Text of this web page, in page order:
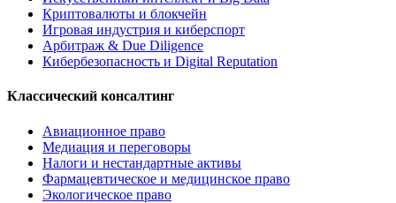
Криптовалюты и блокчейн
Игровая индустрия и киберспорт
Арбитраж & Due Diligence
Кибербезопасность и Digital Reputation
Классический консалтинг
Авиационное право
Медиация и переговоры
Налоги и нестандартные активы
Фармацевтическое и медицинское право
Экологическое право